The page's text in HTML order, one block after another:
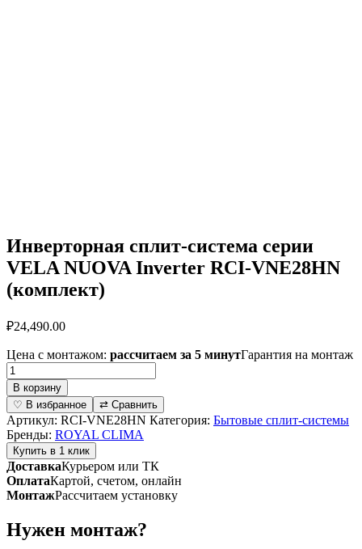
Инверторная сплит-система серии
VELA NUOVA Inverter RCI-VNE28HN
(комплект)
₽24,490.00
Цена с монтажом: рассчитаем за 5 минутГарантия на монтаж
Количество
товара
Инверторная
сплит-
система
серии
VELA
NUOVA
Inverter
RCI-
(комплект)
В корзину
♡ В избранное
⇄ Сравнить
Артикул: RCI-VNE28HN Категория: Бытовые сплит-системы
Бренды: ROYAL CLIMA
Купить в 1 клик
ДоставкаКурьером или ТК
ОплатаКартой, счетом, онлайн
МонтажРассчитаем установку
Нужен монтаж?